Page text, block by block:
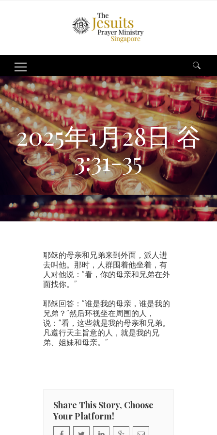
Search
for:
2025年1月28日 谷
3:31-35
耶稣的母亲和兄弟来到外面，派人进
去叫他。那时，人群围着他坐着，有
人对他说：“看，你的母亲和兄弟在外
面找你。”
耶稣回答：“谁是我的母亲，谁是我的
兄弟？”然后环视坐在周围的人，
说：“看，这些就是我的母亲和兄弟。
凡遵行天主旨意的人，就是我的兄
弟、姐妹和母亲。”
Share This Story, Choose
Your Platform!